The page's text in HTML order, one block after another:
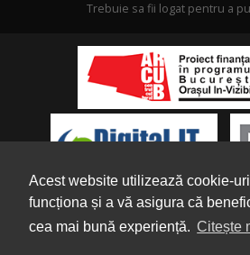
Acest website utilizează cookie-
funcționa și a vă asigura că
cea mai bună experiență. Citește
Trebuie sa fii logat pentru a